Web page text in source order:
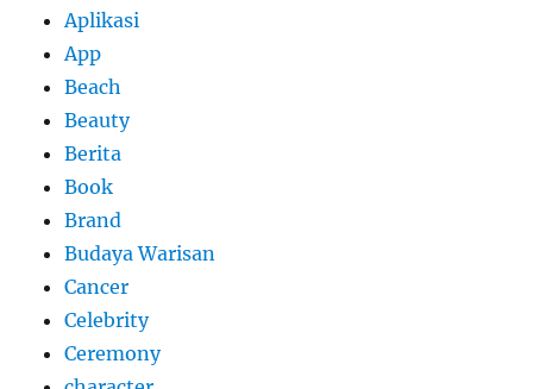
Aplikasi
App
Beach
Beauty
Berita
Book
Brand
Budaya Warisan
Cancer
Celebrity
Ceremony